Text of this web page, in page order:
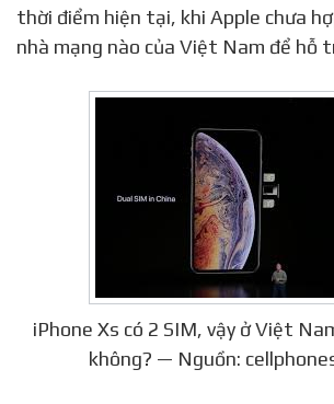
thời điểm hiện tại, khi Apple chưa
nhà mạng nào của Việt Nam để hỗ
iPhone Xs có 2 SIM, vậy ở Việt
không? — Nguồn: